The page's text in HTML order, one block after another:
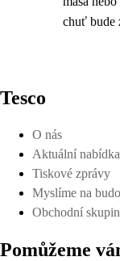
chuť bude
Tesco
O nás
Aktuální
Tiskové zprávy
Myslíme na
Obchodní
Pomůžeme